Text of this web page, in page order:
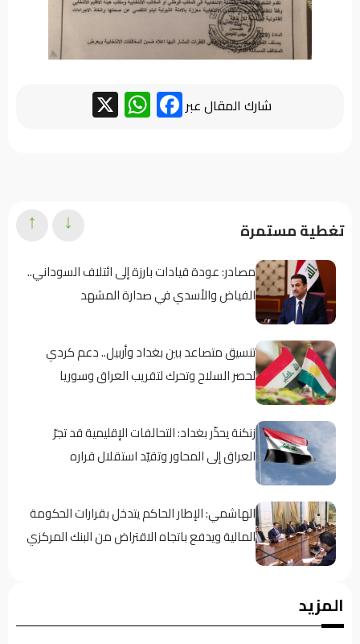
شارك المقال عبر Facebook
WhatsApp
تغطية مستمرة
مصادر: عودة قيادات بارزة إلى ائتلاف السوداني..
الفياض والأسدي في صدارة المشهد
تنسيق متصاعد بين بغداد وأربيل.. دعم كردي
لحصر السلاح وتحرك لتقريب العراق وسوريا
زنكنة يحذّر بغداد: التحالفات الإقليمية قد تجرّ
العراق إلى المحاور وتقيّد استقلال قراره
الهاشمي: الإطار الحاكم يتدخل بقرارات الحكومة
المالية ويدفع باتجاه الاقتراض من البنك المركزي
↓
↑
المزيد